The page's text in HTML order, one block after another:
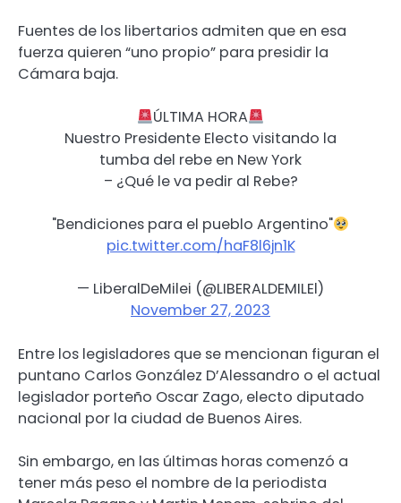
Fuentes de los libertarios admiten que en esa
fuerza quieren “uno propio” para presidir la
Cámara baja.
ÚLTIMA HORA
Nuestro Presidente Electo visitando la
tumba del rebe en New York
– ¿Qué le va pedir al Rebe?
"Bendiciones para el pueblo Argentino"
pic.twitter.com/haF8l6jn1K
— LiberalDeMilei (@LIBERALDEMILEl)
November 27, 2023
Entre los legisladores que se mencionan figuran el
puntano Carlos González D’Alessandro o el actual
legislador porteño Oscar Zago, electo diputado
nacional por la ciudad de Buenos Aires.
Sin embargo, en las últimas horas comenzó a
tener más peso el nombre de la periodista